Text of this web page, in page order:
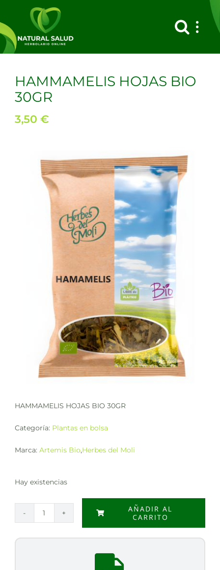
contenido
HAMMAMELIS HOJAS BIO
30GR
3,50 €
HAMMAMELIS HOJAS BIO 30GR
Categoría: Plantas en bolsa
Marca: Artemis Bio,Herbes del Moli
Hay existencias
HAMMAMELIS
AÑADIR AL
CARRITO